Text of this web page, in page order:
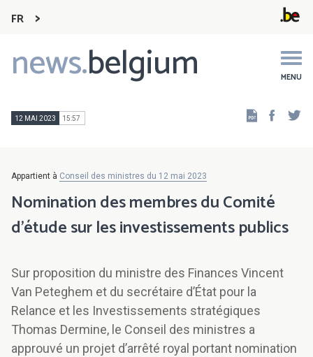
FR
news.belgium MENU
Main
navigation
12 MAI 2023 15:57
Appartient à Conseil des ministres du 12 mai 2023
Nomination des membres du Comité
d’étude sur les investissements publics
Sur proposition du ministre des Finances Vincent
Van Peteghem et du secrétaire d’État pour la
Relance et les Investissements stratégiques
Thomas Dermine, le Conseil des ministres a
approuvé un projet d’arrêté royal portant nomination